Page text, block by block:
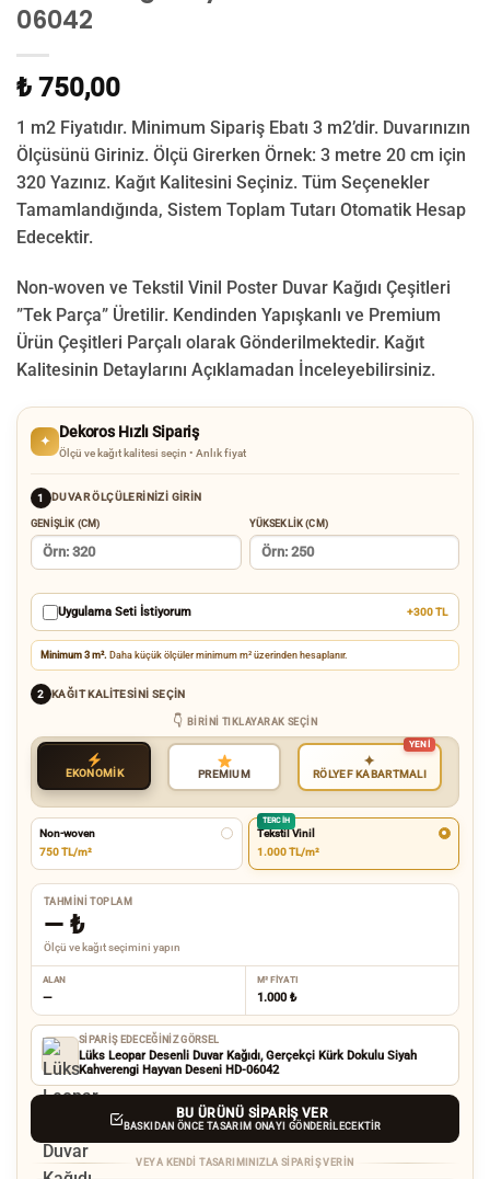
06042
₺ 750,00
1 m2 Fiyatıdır. Minimum Sipariş Ebatı 3 m2’dir. Duvarınızın
Ölçüsünü Giriniz. Ölçü Girerken Örnek: 3 metre 20 cm için
320 Yazınız. Kağıt Kalitesini Seçiniz. Tüm Seçenekler
Tamamlandığında, Sistem Toplam Tutarı Otomatik Hesap
Edecektir.
Non-woven ve Tekstil Vinil Poster Duvar Kağıdı Çeşitleri
”Tek Parça” Üretilir. Kendinden Yapışkanlı ve Premium
Ürün Çeşitleri Parçalı olarak Gönderilmektedir. Kağıt
Kalitesinin Detaylarını Açıklamadan İnceleyebilirsiniz.
✦
Dekoros Hızlı Sipariş
Ölçü ve kağıt kalitesi seçin • Anlık fiyat
1 DUVAR ÖLÇÜLERINIZI GIRIN
GENIŞLIK (CM) YÜKSEKLIK (CM)
Uygulama Seti İstiyorum +300 TL
Minimum 3 m². Daha küçük ölçüler minimum m² üzerinden hesaplanır.
2 KAĞIT KALITESINI SEÇIN
BIRINI TIKLAYARAK SEÇIN
EKONOMİK PREMIUM
✦
RÖLYEF KABARTMALI
Non-woven
750 TL/m²
TERCIH
Tekstil Vinil
1.000 TL/m²
TAHMINI TOPLAM
— ₺
Ölçü ve kağıt seçimini yapın
ALAN
—
M² FIYATI
1.000 ₺
SIPARIŞ EDECEĞINIZ GÖRSEL
Lüks Leopar Desenli Duvar Kağıdı, Gerçekçi Kürk Dokulu Siyah
Kahverengi Hayvan Deseni HD-06042
BU ÜRÜNÜ SIPARIŞ VER
BASKIDAN ÖNCE TASARIM ONAYI GÖNDERILECEKTIR
VEYA KENDI TASARIMINIZLA SIPARIŞ VERIN